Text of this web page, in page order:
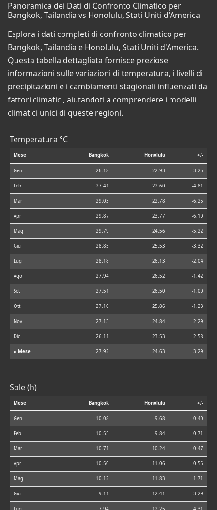
Panoramica dei Dati di Confronto Climatico per
Bangkok, Tailandia vs Honolulu, Stati Uniti d'America
Esplora i dati completi di confronto climatico per
Bangkok, Tailandia e Honolulu, Stati Uniti d'America.
Questa tabella dettagliata fornisce preziose
informazioni sulle variazioni di temperatura, i livelli di
precipitazioni e i cambiamenti stagionali influenzati da
fattori climatici, aiutandoti a comprendere i modelli
climatici unici di queste regioni.
Temperatura °C
Mese Bangkok Honolulu +/-
Gen 26.18 22.93 -3.25
Feb 27.41 22.60 -4.81
Mar 29.03 22.78 -6.25
Apr 29.87 23.77 -6.10
Mag 29.79 24.56 -5.22
Giu 28.85 25.53 -3.32
Lug 28.18 26.13 -2.04
Ago 27.94 26.52 -1.42
Set 27.51 26.50 -1.00
Ott 27.10 25.86 -1.23
Nov 27.13 24.84 -2.29
Dic 26.11 23.53 -2.58
⌀ Mese 27.92 24.63 -3.29
Sole (h)
Mese Bangkok Honolulu +/-
Gen 10.08 9.68 -0.40
Feb 10.55 9.84 -0.71
Mar 10.71 10.24 -0.47
Apr 10.50 11.06 0.55
Mag 10.12 11.83 1.71
Giu 9.11 12.41 3.29